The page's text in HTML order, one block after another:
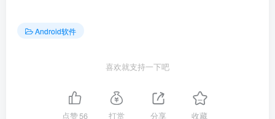
Android软件
喜欢就支持一下吧
点赞56 打赏 分享 收藏